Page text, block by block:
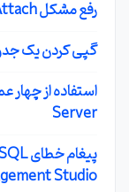
رفع مشکل Attach کردن فایل در دیتابیس SQL Server
گپی کردن یک
Server
Studio